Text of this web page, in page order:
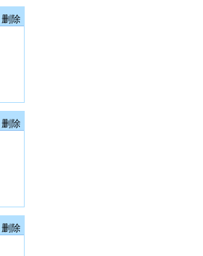
删除
删除
删除